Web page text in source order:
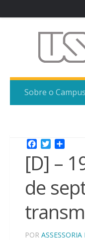
Sobre o Campus
Facebook
Twitter
[D] –
de
POR